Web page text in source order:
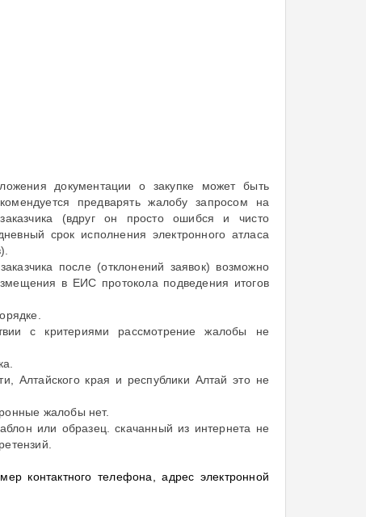
документации о закупке может быть
предварять жалобу запросом на
(вдруг он просто ошибся и чисто
срок исполнения электронного атласа
после (отклонений заявок) возможно
в ЕИС протокола подведения итогов
с критериями рассмотрение жалобы не
Алтайского края и республики Алтай это не
жалобы нет.
или образец. скачанный из интернета не
контактного телефона, адрес электронной